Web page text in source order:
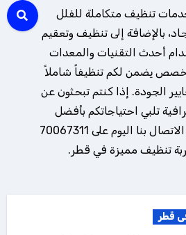
تنظيف متكاملة للفلل
بالإضافة إلى تنظيف وتعقيم
أحدث التقنيات والمعدات
يضمن لكم تنظيفاً شاملاً
الجودة. إذا كنتم تبحثون عن
تلبي احتياجاتكم بأفضل
الأسعار، لا تترددوا في الاتصال بنا اليوم على 70067311
تنظيف مميزة في قطر.
قطر